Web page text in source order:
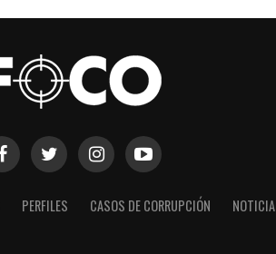
PERFILES CASOS DE CORRUPCIÓN